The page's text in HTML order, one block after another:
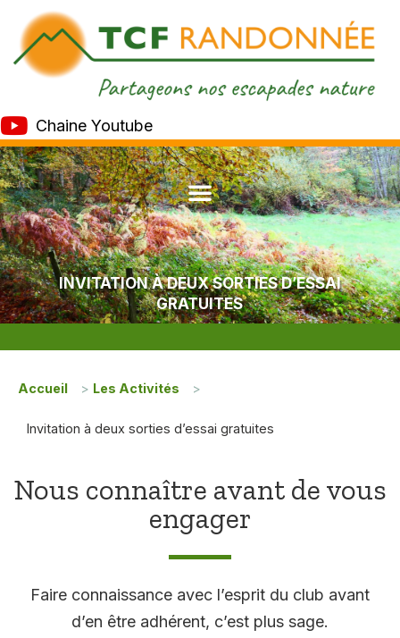
Chaine Youtube
INVITATION À DEUX SORTIES D’ESSAI
GRATUITES
Accueil > Les Activités >
Invitation à deux sorties d’essai gratuites
Nous connaître avant de vous
engager
Faire connaissance avec l’esprit du club avant
d’en être adhérent, c’est plus sage.